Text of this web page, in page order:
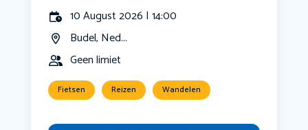
10 August 2026 | 14:00
Budel, Ned...
Geen limiet
Fietsen Reizen Wandelen